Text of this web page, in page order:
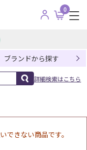
0
ブランドから探す
詳細検索はこちら
できない商品です。